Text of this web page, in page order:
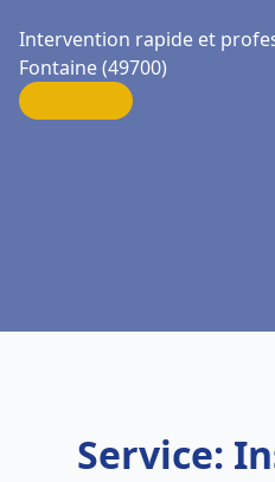
Intervention rapide et
Fontaine (49700)
Service: